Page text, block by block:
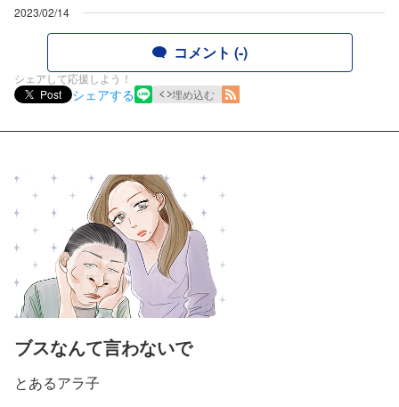
2023/02/14
コメント (-)
シェアして応援しよう！
Post
シェアする 埋め込む
ブスなんて言わないで
とあるアラ子